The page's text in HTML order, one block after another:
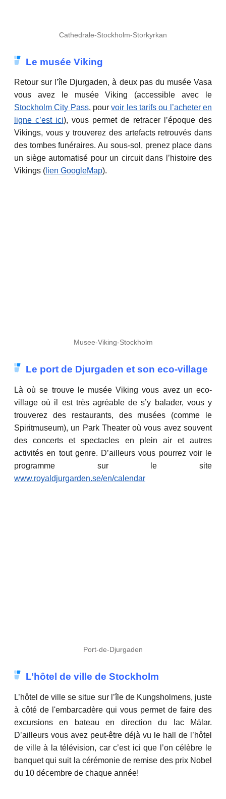
Cathedrale-Stockholm-Storkyrkan
Le musée Viking
Retour sur l’île Djurgaden, à deux pas du musée Vasa
vous avez le musée Viking (accessible avec le
Stockholm City Pass, pourvoir les tarifs ou l’acheter en
ligne c’est ici), vous permet de retracer l’époque des
Vikings, vous y trouverez des artefacts retrouvés dans
des tombes funéraires. Au sous-sol, prenez place dans
un siège automatisé pour un circuit dans l’histoire des
Vikings ( lien GoogleMap).
Musee-Viking-Stockholm
Le port de Djurgaden et son eco-village
Là où se trouve le musée Viking vous avez un eco-
village où il est très agréable de s’y balader, vous y
trouverez des restaurants, des musées (comme le
Spiritmuseum), un Park Theater où vous avez souvent
des concerts et spectacles en plein air et autres
activités en tout genre. D’ailleurs vous pourrez voir le
programme sur le site
www.royaldjurgarden.se/en/calendar
Port-de-Djurgaden
L’hôtel de ville de Stockholm
L’hôtel de ville se situe sur l’île de Kungsholmens, juste
à côté de l'embarcadère qui vous permet de faire des
excursions en bateau en direction du lac Mälar.
D’ailleurs vous avez peut-être déjà vu le hall de l’hôtel
de ville à la télévision, car c’est ici que l’on célèbre le
banquet qui suit la cérémonie de remise des prix Nobel
du 10 décembre de chaque année!